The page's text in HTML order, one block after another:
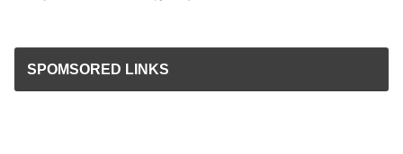
SPOMSORED LINKS